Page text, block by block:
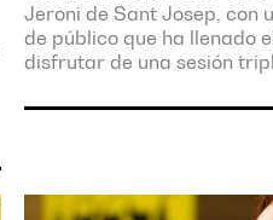
Jeroni de Sant Josep, con
de público que ha llenado
disfrutar de una sesión